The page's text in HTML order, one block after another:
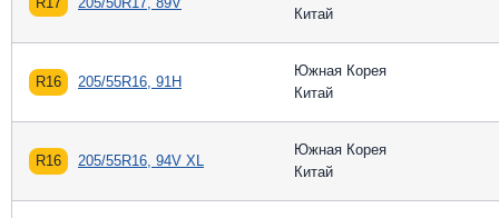
Китай
R16 205/55R16, 91H
Южная Корея
Китай
R16 205/55R16, 94V XL
Южная Корея
Китай